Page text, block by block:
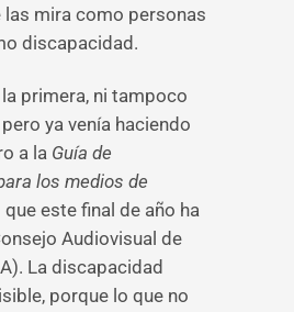
las mira como personas
discapacidad.
primera, ni tampoco
ya venía haciendo
a la Guía de
los medios de
que este final de año ha
Audiovisual de
La discapacidad
porque lo que no